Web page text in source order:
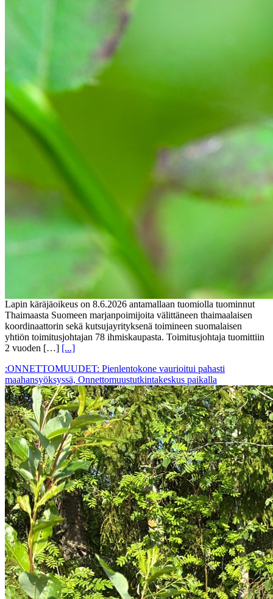
Lapin käräjäoikeus on 8.6.2026 antamallaan tuomiolla tuominnut
Thaimaasta Suomeen marjanpoimijoita välittäneen thaimaalaisen
koordinaattorin sekä kutsujayrityksenä toimineen suomalaisen
yhtiön toimitusjohtajan 78 ihmiskaupasta. Toimitusjohtaja tuomittiin
2 vuoden […] [...]
:ONNETTOMUUDET: Pienlentokone vaurioitui pahasti
maahansyöksyssä, Onnettomuustutkintakeskus paikalla